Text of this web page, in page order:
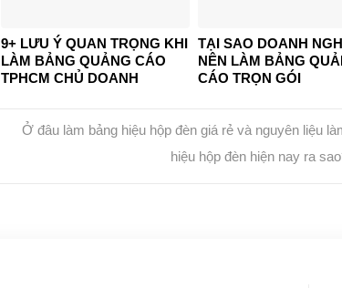
9+ LƯU Ý QUAN TRỌNG KHI
LÀM BẢNG QUẢNG CÁO
TPHCM CHỦ DOANH
TẠI SAO DOANH
NÊN LÀM BẢNG
CÁO TRỌN GÓI
Ở đâu làm bảng hiệu hộp đèn giá rẻ và nguyên liệu
hiệu hộp đèn hiện nay ra